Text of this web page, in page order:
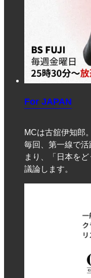
For JAPAN
MCは古舘伊知郎。
毎回、第一線で
まり、「日本を
議論します。